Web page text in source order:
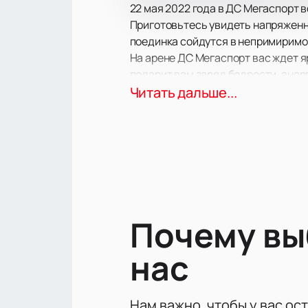
22 мая 2022 года в ДС Мегаспорт
Приготовьтесь увидеть
поединка сойдутся в
На арене ДС Мегаспорт вас ждет
подарит вам заряд бодрости,
В центре событий вы окажетесь
Читать дальше...
Почему
нас